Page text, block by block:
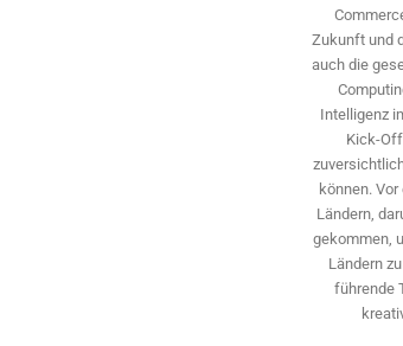
Zukunft und
auch die
Intelligenz
Kick-
können.
Ländern,
gekommen,
Ländern
führende